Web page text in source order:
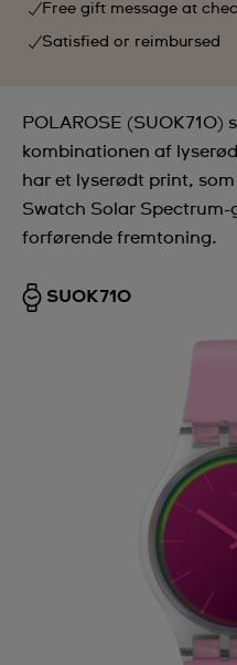
Free gift message at
Satisfied or reimbursed
POLAROSE (SUOK710)
kombinationen af
har et lyserødt print,
Swatch Solar Spectrum-
forførende fremtoning.
SUOK710